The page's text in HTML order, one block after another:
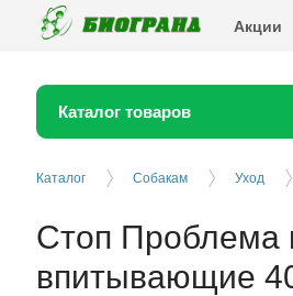
Акции
Каталог товаров
Каталог Собакам Уход
Стоп Проблема
впитывающие